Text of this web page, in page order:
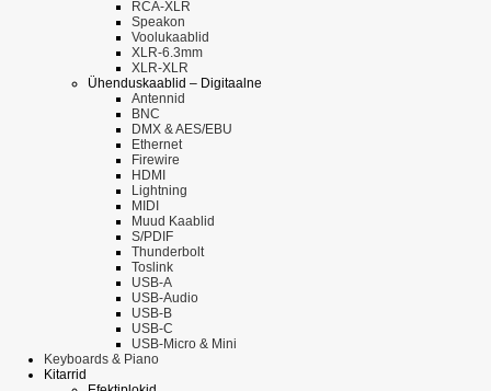
RCA-XLR
Speakon
Voolukaablid
XLR-6.3mm
XLR-XLR
Ühenduskaablid – Digitaalne
Antennid
BNC
DMX & AES/EBU
Ethernet
Firewire
HDMI
Lightning
MIDI
Muud Kaablid
S/PDIF
Thunderbolt
Toslink
USB-A
USB-Audio
USB-B
USB-C
USB-Micro & Mini
Keyboards & Piano
Kitarrid